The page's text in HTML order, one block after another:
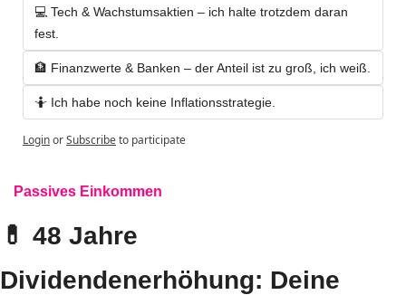
💻 Tech & Wachstumsaktien – ich halte trotzdem daran
fest.
🏦 Finanzwerte & Banken – der Anteil ist zu groß, ich weiß.
🤷 Ich habe noch keine Inflationsstrategie.
LoginorSubscribeto participate
Passives Einkommen
💊 48 Jahre
Dividendenerhöhung: Deine